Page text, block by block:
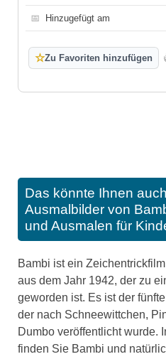
📅 Hinzugefügt am
☆Zu Favoriten hinzufügen
Das könnte Ihnen
Ausmalbilder von
und Ausmalen für
Bambi ist ein
aus dem Jahr 1942, der zu
geworden ist. Es ist der
der nach Schneewittchen,
Dumbo veröffentlicht wurde.
finden Sie Bambi und